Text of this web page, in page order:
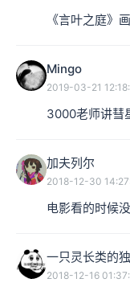
《言叶之庭》
Mingo
2019-03-21
3000老师讲彗
加夫列尔
2018-12-30
电影看的时候
一只灵长类的
2018-12-16